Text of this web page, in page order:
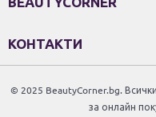
КОНТАКТИ
© 2025 BeautyCorner.bg.
за онлайн